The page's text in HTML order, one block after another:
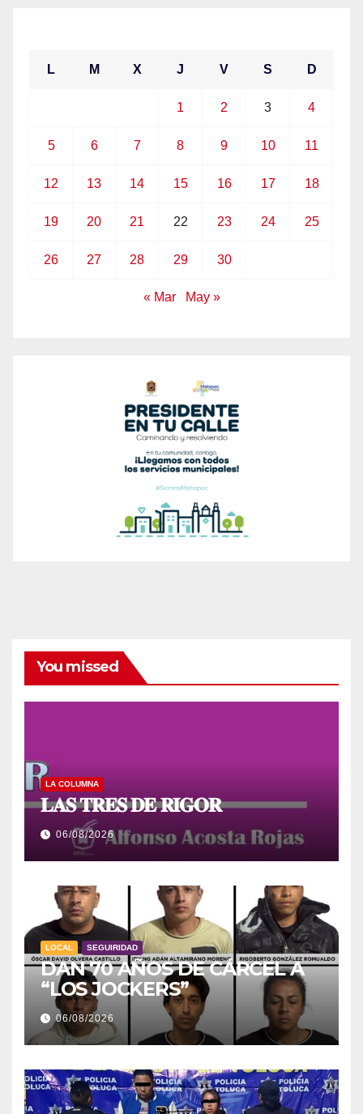
L M X J V S D
1 2 3 4
5 6 7 8 9 10 11
12 13 14 15 16 17 18
19 20 21 22 23 24 25
26 27 28 29 30
« Mar May »
You missed
LA COLUMNA
𝐋𝐀𝐒 𝐓𝐑𝐄𝐒 𝐃𝐄 𝐑𝐈𝐆𝐎𝐑
06/08/2026
LOCAL SEGUIRIDAD
DAN 70 AÑOS DE CÁRCEL A
“LOS JOCKERS”
06/08/2026